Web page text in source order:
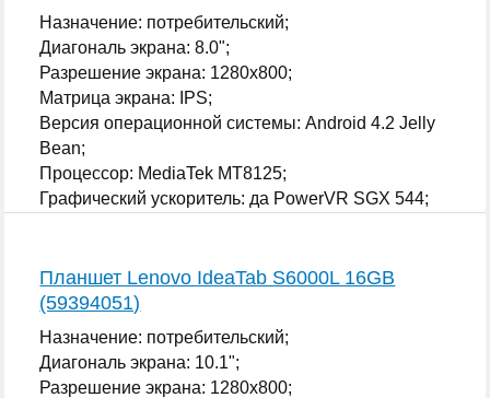
Назначение: потребительский;
Диагональ экрана: 8.0";
Разрешение экрана: 1280x800;
Матрица экрана: IPS;
Версия операционной системы: Android 4.2 Jelly
Bean;
Процессор: MediaTek MT8125;
Графический ускоритель: да PowerVR SGX 544;
Планшет Lenovo IdeaTab S6000L 16GB
(59394051)
Назначение: потребительский;
Диагональ экрана: 10.1";
Разрешение экрана: 1280x800;